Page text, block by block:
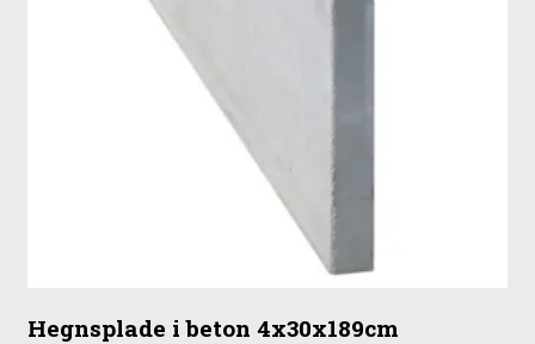
Hegnsplade i beton 4x30x189cm